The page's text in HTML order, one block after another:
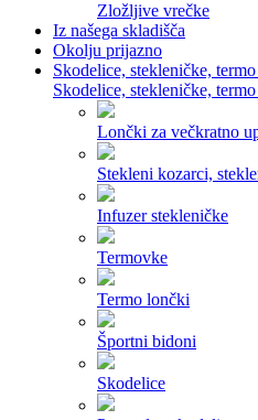
Zložljive vrečke
Iz našega skladišča
Okolju prijazno
Skodelice, stekleničke,
Skodelice, stekleničke,
Lončki za večkratno
Stekleni kozarci,
Infuzer stekleničke
Termovke
Termo lončki
Športni bidoni
Skodelice